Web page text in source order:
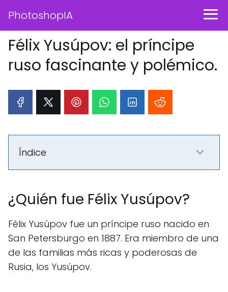
PhotoshopIA
Félix Yusúpov: el príncipe
ruso fascinante y polémico.
Índice
¿Quién fue Félix Yusúpov?
Félix Yusúpov fue un príncipe ruso nacido en
San Petersburgo en 1887. Era miembro de una
de las familias más ricas y poderosas de
Rusia, los Yusúpov.